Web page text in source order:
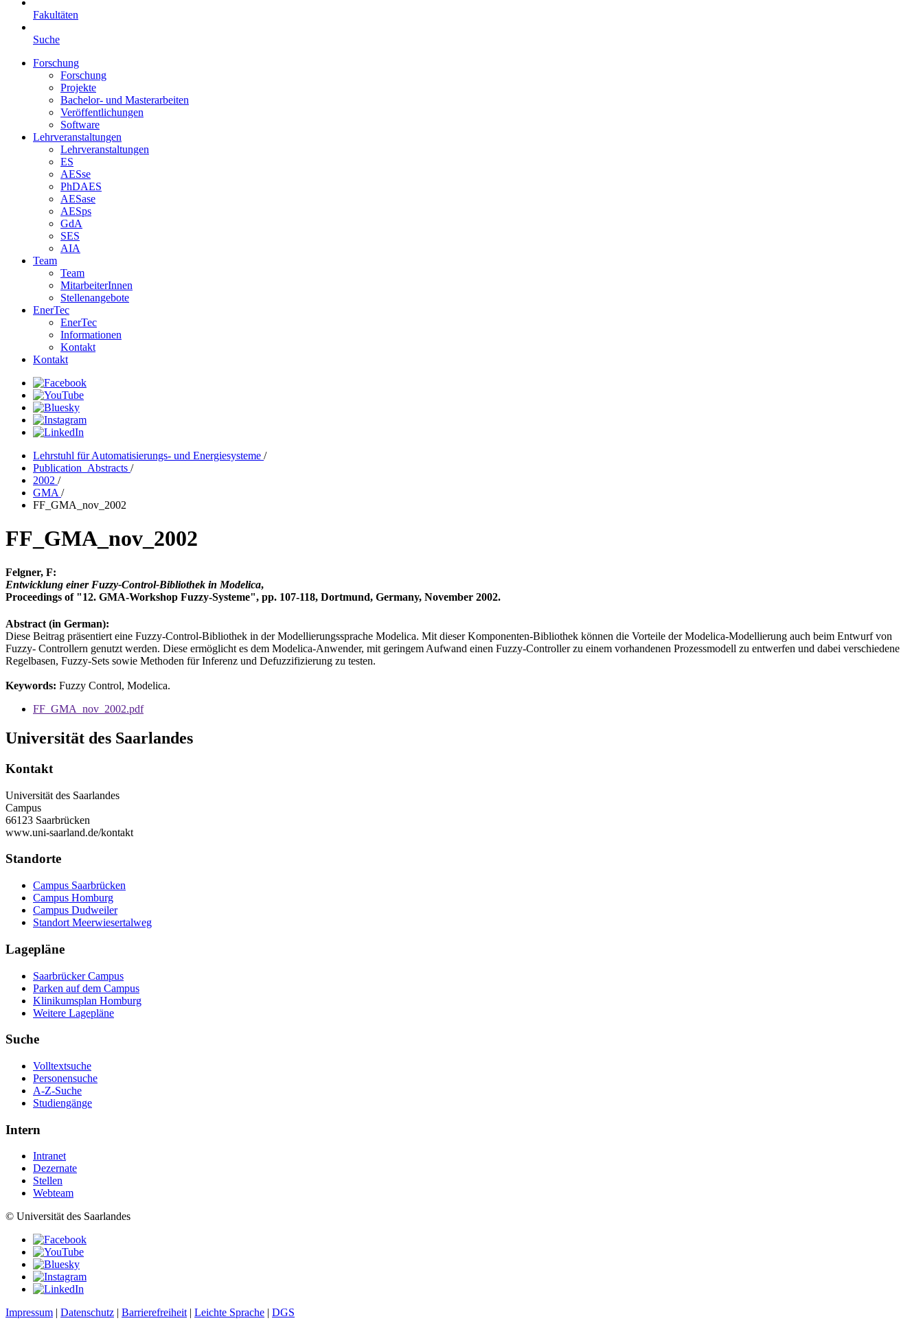
Fakultäten
Suche
Forschung
Forschung
Projekte
Bachelor- und Masterarbeiten
Veröffentlichungen
Software
Lehrveranstaltungen
Lehrveranstaltungen
ES
AESse
PhDAES
AESase
AESps
GdA
SES
AIA
Team
Team
MitarbeiterInnen
Stellenangebote
EnerTec
EnerTec
Informationen
Kontakt
Kontakt
Lehrstuhl für Automatisierungs- und Energiesysteme /
Publication_Abstracts /
2002 /
GMA /
FF_GMA_nov_2002
FF_GMA_nov_2002
Felgner, F:
Entwicklung einer Fuzzy-Control-Bibliothek in Modelica,
Proceedings of "12. GMA-Workshop Fuzzy-Systeme", pp. 107-118, Dortmund, Germany, November 2002.
Abstract (in German):
Diese Beitrag präsentiert eine Fuzzy-Control-Bibliothek in der Modellierungssprache Modelica. Mit dieser Komponenten-Bibliothek können die Vorteile der Modelica-Modellierung auch beim Entwurf von
Fuzzy- Controllern genutzt werden. Diese ermöglicht es dem Modelica-Anwender, mit geringem Aufwand einen Fuzzy-Controller zu einem vorhandenen Prozessmodell zu entwerfen und dabei verschiedene
Regelbasen, Fuzzy-Sets sowie Methoden für Inferenz und Defuzzifizierung zu testen.
Keywords: Fuzzy Control, Modelica.
FF_GMA_nov_2002.pdf
Universität des Saarlandes
Kontakt
Universität des Saarlandes
Campus
66123 Saarbrücken
www.uni-saarland.de/kontakt
Standorte
Campus Saarbrücken
Campus Homburg
Campus Dudweiler
Standort Meerwiesertalweg
Lagepläne
Saarbrücker Campus
Parken auf dem Campus
Klinikumsplan Homburg
Weitere Lagepläne
Suche
Volltextsuche
Personensuche
A-Z-Suche
Studiengänge
Intern
Intranet
Dezernate
Stellen
Webteam
© Universität des Saarlandes
Impressum | Datenschutz | Barrierefreiheit| Leichte Sprache | DGS